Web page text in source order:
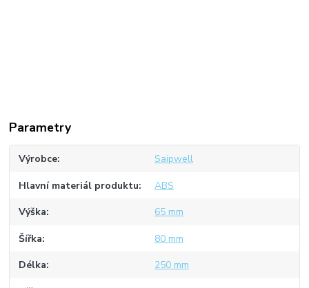
Parametry
Výrobce Saipwell
Hlavní materiál produktu ABS
Výška 65 mm
Šířka 80 mm
Délka 250 mm